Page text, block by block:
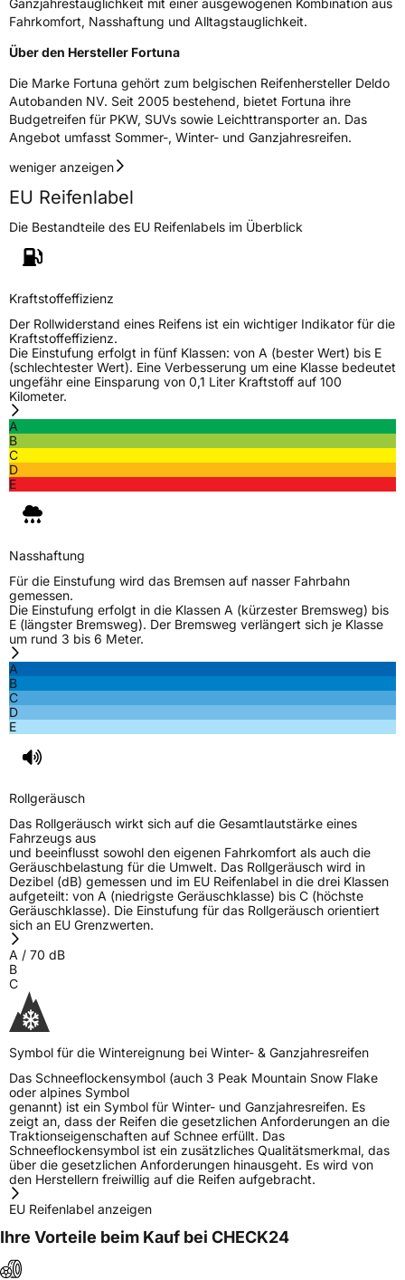
3PMSF / Schneeflockensymbol / Alpine-SymbolJa
Allgemeine Produktsicherheit (GPSR)
HerstellerkontaktDeldo Autobanden NV, Essensteenweg 113
2930 Brasschaat, compliance@deldo.com
Ganzjahrestauglichkeit mit einer ausgewogenen Kombination aus
Fahrkomfort, Nasshaftung und Alltagstauglichkeit.
Über den Hersteller Fortuna
Die Marke Fortuna gehört zum belgischen Reifenhersteller Deldo
Autobanden NV. Seit 2005 bestehend, bietet Fortuna ihre
Budgetreifen für PKW, SUVs sowie Leichttransporter an. Das
Angebot umfasst Sommer-, Winter- und Ganzjahresreifen.
weniger anzeigen
EU Reifenlabel
Die Bestandteile des EU Reifenlabels im Überblick
Kraftstoffeffizienz
Der Rollwiderstand eines Reifens ist ein wichtiger Indikator für die
Kraftstoffeffizienz.
Die Einstufung erfolgt in fünf Klassen: von A (bester Wert) bis E
(schlechtester Wert). Eine Verbesserung um eine Klasse bedeutet
ungefähr eine Einsparung von 0,1 Liter Kraftstoff auf 100
Kilometer.
A
B
C
D
E
Nasshaftung
Für die Einstufung wird das Bremsen auf nasser Fahrbahn
gemessen.
Die Einstufung erfolgt in die Klassen A (kürzester Bremsweg) bis
E (längster Bremsweg). Der Bremsweg verlängert sich je Klasse
um rund 3 bis 6 Meter.
A
B
C
D
E
Rollgeräusch
Das Rollgeräusch wirkt sich auf die Gesamtlautstärke eines
Fahrzeugs aus
und beeinflusst sowohl den eigenen Fahrkomfort als auch die
Geräuschbelastung für die Umwelt. Das Rollgeräusch wird in
Dezibel (dB) gemessen und im EU Reifenlabel in die drei Klassen
aufgeteilt: von A (niedrigste Geräuschklasse) bis C (höchste
Geräuschklasse). Die Einstufung für das Rollgeräusch orientiert
sich an EU Grenzwerten.
A / 70 dB
B
C
Symbol für die Wintereignung bei Winter- & Ganzjahresreifen
Das Schneeflockensymbol (auch 3 Peak Mountain Snow Flake
oder alpines Symbol
genannt) ist ein Symbol für Winter- und Ganzjahresreifen. Es
zeigt an, dass der Reifen die gesetzlichen Anforderungen an die
Traktionseigenschaften auf Schnee erfüllt. Das
Schneeflockensymbol ist ein zusätzliches Qualitätsmerkmal, das
über die gesetzlichen Anforderungen hinausgeht. Es wird von
den Herstellern freiwillig auf die Reifen aufgebracht.
EU Reifenlabel anzeigen
Ihre Vorteile beim Kauf bei CHECK24